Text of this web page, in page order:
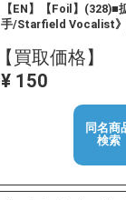
【EN】【Foil】
手/Starfield Vocalist》
【買取価格】
¥ 150
同名商
検索